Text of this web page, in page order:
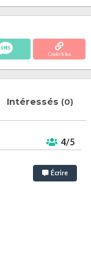
Copier le lien
Intéressés (0)
4/5
Écrire